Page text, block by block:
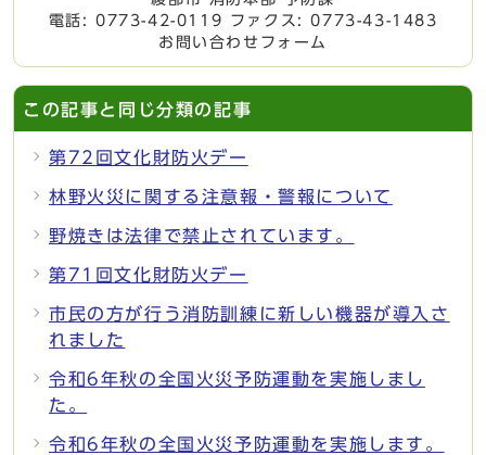
電話: 0773-42-0119 ファクス: 0773-43-1483
お問い合わせフォーム
この記事と同じ分類の記事
第72回文化財防火デー
林野火災に関する注意報・警報について
野焼きは法律で禁止されています。
第71回文化財防火デー
市民の方が行う消防訓練に新しい機器が導入さ
れました
令和6年秋の全国火災予防運動を実施しまし
た。
令和6年秋の全国火災予防運動を実施します。